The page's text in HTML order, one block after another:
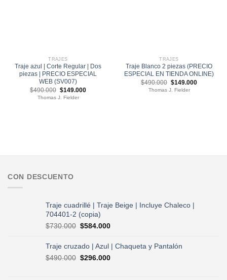
TRAJES
Traje azul | Corte Regular | Dos
piezas | PRECIO ESPECIAL
WEB (SV007)
$490.000 El
precio
original
$149.000El
Thomas J. Fielder
TRAJES
Traje Blanco 2 piezas (PRECIO
ESPECIAL EN TIENDA ONLINE)
$490.000 El
precio
original
$149.000El
Thomas J. Fielder
CON DESCUENTO
Traje cuadrillé | Traje Beige | Incluye Chaleco |
704401-2 (copia)
$730.000 El
original
era:
$730.000.
$584.000El
actual
es:
Traje cruzado | Azul | Chaqueta y Pantalón
$490.000 El
$296.000El